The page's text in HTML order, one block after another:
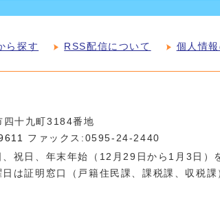
ら探す RSS配信について 個人情
十九町3184番地
ファックス:0595-24-2440
、祝日、年末年始（12月29日から1月3日
は証明窓口（戸籍住民課、課税課、収税